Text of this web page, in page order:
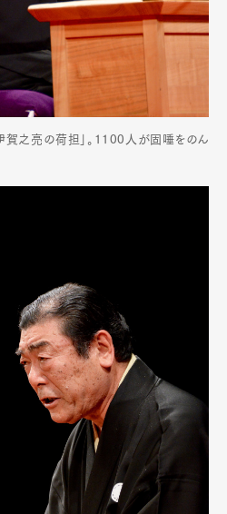
之亮の荷担」。1100人が固唾をのん